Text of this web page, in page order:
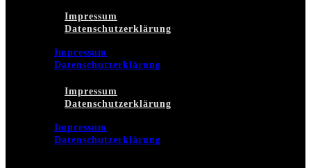
Impressum
Datenschutzerklärung
Impressum
Datenschutzerklärung
Impressum
Datenschutzerklärung
Impressum
Datenschutzerklärung